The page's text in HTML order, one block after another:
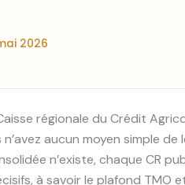
2026
régionale du Crédit
aucun moyen simple
n’existe, chaque CR
à savoir le plafond TMO